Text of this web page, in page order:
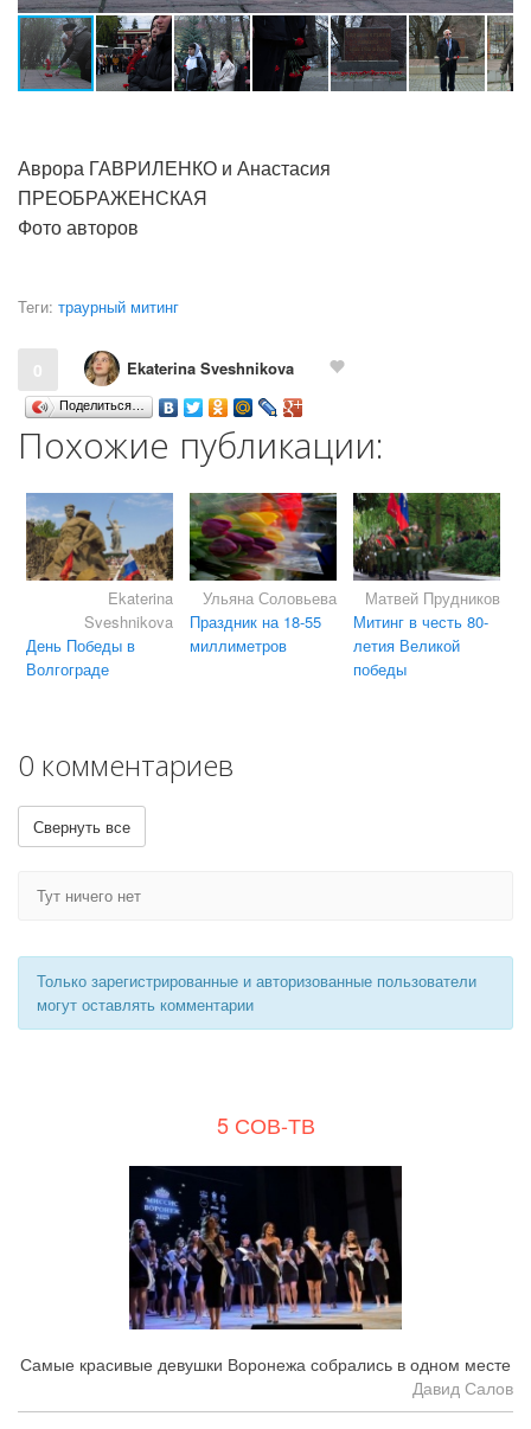
Аврора ГАВРИЛЕНКО и Анастасия
ПРЕОБРАЖЕНСКАЯ
Фото авторов
Теги: траурный митинг
0 Ekaterina Sveshnikova
Поделиться…
Похожие публикации:
Ekaterina
Sveshnikova
День Победы в
Волгограде
Ульяна Соловьева
Праздник на 18-55
миллиметров
Матвей Прудников
Митинг в честь 80-
летия Великой
победы
0 комментариев
Свернуть все
Тут ничего нет
Только зарегистрированные и авторизованные пользователи
могут оставлять комментарии
5 СОВ-ТВ
Самые красивые девушки Воронежа собрались в одном месте
Давид Салов